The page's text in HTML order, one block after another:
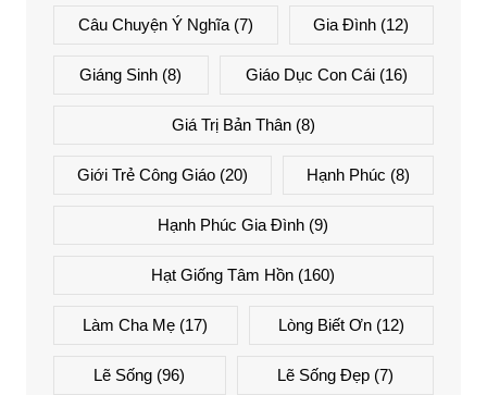
Câu Chuyện Ý Nghĩa(7) Gia Đình (12)
Giáng Sinh (8) Giáo Dục Con Cái(16)
Giá Trị Bản Thân(8)
Giới Trẻ Công Giáo(20) Hạnh Phúc (8)
Hạnh Phúc Gia Đình (9)
Hạt Giống Tâm Hồn (160)
Làm Cha Mẹ (17) Lòng Biết Ơn(12)
Lẽ Sống (96) Lẽ Sống Đẹp(7)